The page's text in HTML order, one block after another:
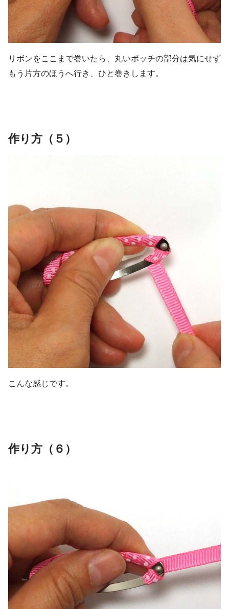
リボンをここまで巻いたら、丸いポッチの部分は気にせず
もう片方のほうへ行き、ひと巻きします。
作り方（５）
こんな感じです。
作り方（６）